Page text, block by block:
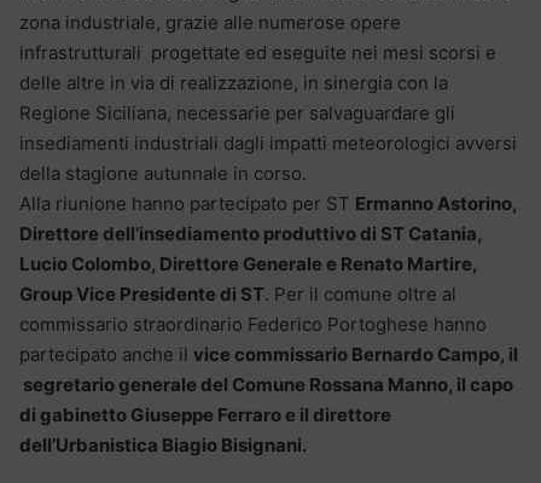
zona industriale, grazie alle numerose opere
infrastrutturali progettate ed eseguite nei mesi scorsi e
delle altre in via di realizzazione, in sinergia con la
Regione Siciliana, necessarie per salvaguardare gli
insediamenti industriali dagli impatti meteorologici avversi
della stagione autunnale in corso.
Alla riunione hanno partecipato per ST Ermanno Astorino,
Direttore dell’insediamento produttivo di ST Catania,
Lucio Colombo, Direttore Generale e Renato Martire,
Group Vice Presidente di ST. Per il comune oltre al
commissario straordinario Federico Portoghese hanno
partecipato anche il vice commissario Bernardo Campo, il
segretario generale del Comune Rossana Manno, il capo
di gabinetto Giuseppe Ferraro e il direttore
dell’Urbanistica Biagio Bisignani.